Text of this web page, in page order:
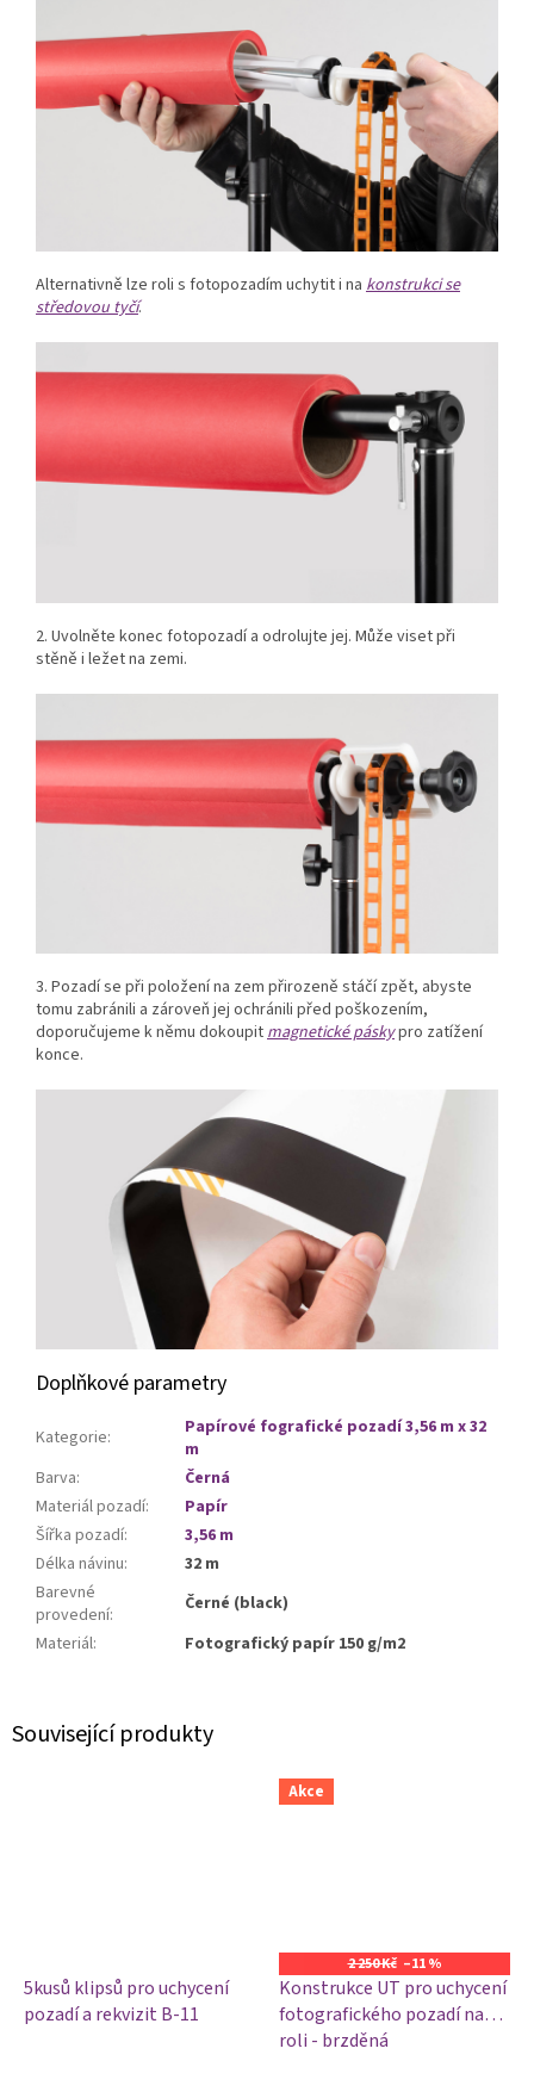
Související produkty
5kusů klipsů pro uchycení
pozadí a rekvizit B-11
Akce
2 250 Kč –11 %
Konstrukce UT pro uchycení
fotografického pozadí na
roli - brzděná
Alternativně lze roli s fotopozadím uchytit i na konstrukci se
středovou tyčí.
2. Uvolněte konec fotopozadí a odrolujte jej. Může viset při
stěně i ležet na zemi.
3. Pozadí se při položení na zem přirozeně stáčí zpět, abyste
tomu zabránili a zároveň jej ochránili před poškozením,
doporučujeme k němu dokoupit magnetické páskypro zatížení
konce.
Doplňkové parametry
Kategorie:
Papírové fografické pozadí 3,56 m x 32
m
Barva:
Černá
Materiál pozadí:
Papír
Šířka pozadí:
3,56 m
Délka návinu:
32 m
Barevné
provedení:
Černé (black)
Materiál: Fotografický papír 150 g/m2